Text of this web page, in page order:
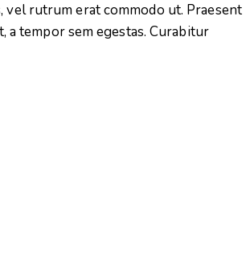
vel rutrum erat commodo ut. Praesent
a tempor sem egestas. Curabitur